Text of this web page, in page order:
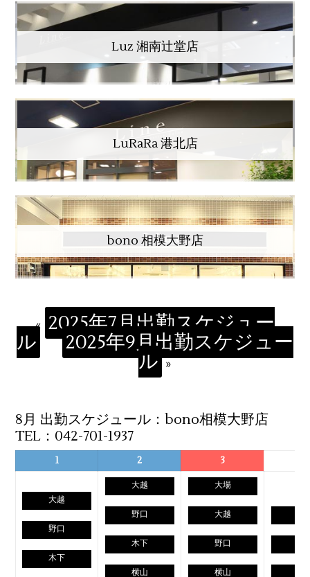
Luz 湘南辻堂店
LuRaRa 港北店
bono 相模大野店
« 2025年7月出勤スケジュー
ル 2025年9月出勤スケジュー
ル »
8月 出勤スケジュール：bono相模大野店
TEL：042-701-1937
1 2 3
大越
野口
木下
大越
野口
木下
横山
大場
大越
野口
横山